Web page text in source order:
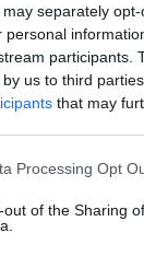
separately
personal
participants.
us to third
that may
Processing Opt
out of the Sharing
a domáhať sa
a období ho to
Je teda
s deťmi a uistiť
času,
viete ten